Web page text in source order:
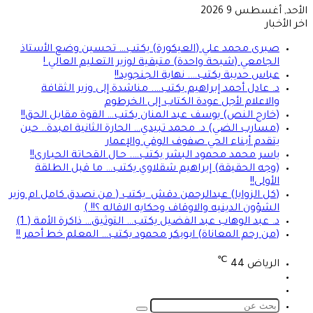
الأحد, أغسطس 9 2026
اخر الأخبار
صبرى محمد علي (العيكورة) يكتب… تحسين وضع الأستاذ
الجامعي (شبحة واحدة) متبقية لوزير التعليم العالي !
عباس حديبة يكتب…. نهاية الجنجويد!!
د. عادل أحمد إبراهيم يكتب…. مناشدة إلى وزير الثقافة
والاعلام لأجل عودة الكتاب إلى الخرطوم
(خارج النص) يوسف عبد المنان يكتب… القوة مقابل الحق!!
(مسارب الضي) د. محمد تبيدي… الحارة الثانية امبدة.. حين
يتقدم أبناء الحي صفوف الوقي والإعمار
ياسر محمد محمود البشر يكتب…. حـال القحـاتة الحيـارى!!
(وجه الحقيقة) إبراهيم شقلاوي يكتب… ما قبل الطلقة
الأولى!!
(كل الزوايا) عبدالرحمن دقش يكتب ( من نصدق كامل ام وزير
الشؤون الدينيه والاوقاف وحكايه الاقاله ؟!! )
د. عبد الوهاب عبد الفضيل يكتب… التوثيق… ذاكرة الأمة ( 1)
(من رحم المعاناة) ابوبكر محمود يكتب… المعلم خط أحمر !!
الرياض 44
℃
المظلم